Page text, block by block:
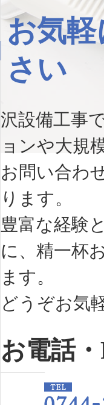
お気
さい
沢設備工事
ョンや大規
お問い合わ
ります。
豊富な経験
に、精一杯
ます。
どうぞお気
お電話